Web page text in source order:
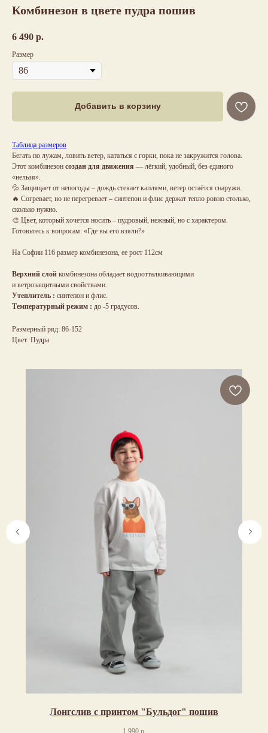
Комбинезон в цвете пудра пошив
6 490 р.
Размер
Добавить в корзину
Таблица размеров
Бегать по лужам, ловить ветер, кататься с горки, пока не закружится голова.
Этот комбинезон создан для движения — лёгкий, удобный, без единого
«нельзя».
💦 Защищает от непогоды – дождь стекает каплями, ветер остаётся снаружи.
🔥 Согревает, но не перегревает – синтепон и флис держат тепло ровно столько,
сколько нужно.
🎨 Цвет, который хочется носить – пудровый, нежный, но с характером.
Готовьтесь к вопросам: «Где вы его взяли?»
На Софии 116 размер комбинезона, ее рост 112см
Верхний слой комбинезона обладает водоотталкивающими
и ветрозащитными свойствами.
Утеплитель : синтепон и флис.
Температурный режим : до -5 градусов.
Размерный ряд: 86-152
Цвет: Пудра
Лонгслив с принтом "Бульдог" пошив
1 990 р.